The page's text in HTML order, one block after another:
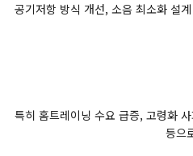
공기저항 방식 개선, 소음 최소화 설
특히 홈트레이닝 수요 급증, 고령화
등으